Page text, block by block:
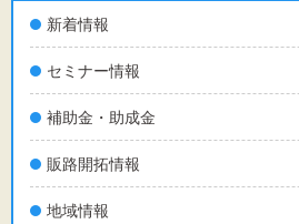
新着情報
セミナー情報
補助金・助成金
販路開拓情報
地域情報